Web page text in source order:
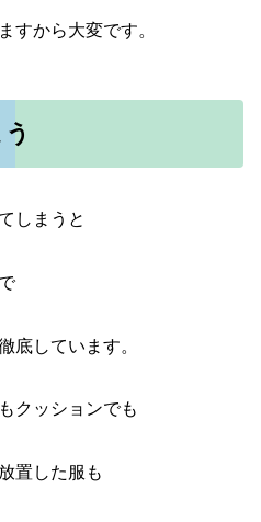
すから大変です。
しまうと
底しています。
クッションでも
置した服も